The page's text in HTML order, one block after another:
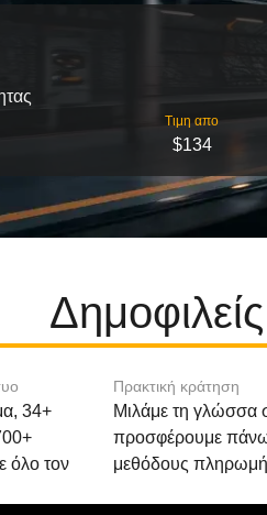
Τιμη απο
$134
34+
όλο τον
Πρακτική κράτηση
Μιλάμε τη γλώσσα
προσφέρουμε
μεθόδους